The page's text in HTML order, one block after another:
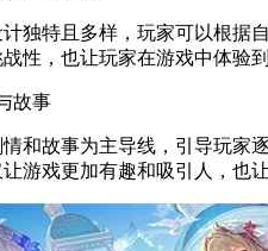
独特且多样，玩家可以根据
性，也让玩家在游戏中体验
故事
和故事为主导线，引导玩家
游戏更加有趣和吸引人，也